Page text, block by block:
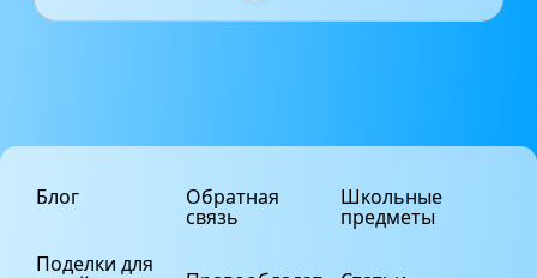
Блог
Поделки для
Обратная
связь
Школьные
предметы